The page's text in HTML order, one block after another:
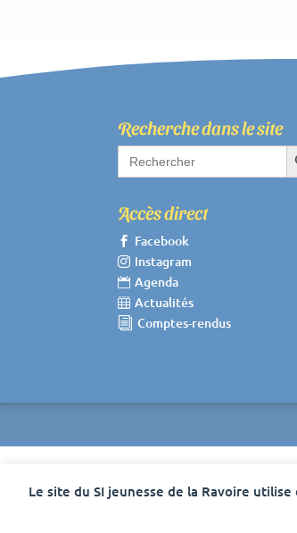
Le site du SI jeunesse de la Ravoire
Recherche dans le site
Search
for:
Accès direct
 Facebook
 Instagram
 Agenda
 Actualités
i Comptes-rendus